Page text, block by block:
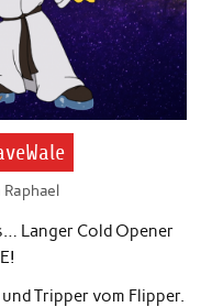
Raphael
Langer Cold Opener
Tripper vom Flipper.